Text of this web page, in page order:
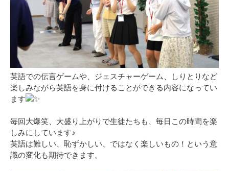
英語での伝言ゲームや、ジェスチャーゲーム、しりとりなど
楽しみながら英語を身に付けることができる内容になってい
ます
毎回大爆笑、大盛り上がりで生徒たちも、毎日この時間を楽
しみにしています♪
英語は難しい、恥ずかしい、ではなく楽しいもの！という意
識の変化も期待できます。